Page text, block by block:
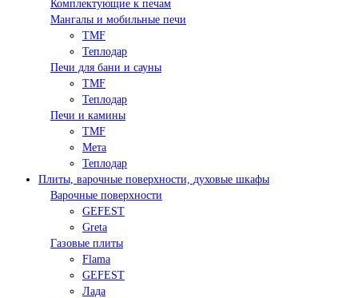
Комплектующие к печам
Мангалы и мобильные печи
TMF
Теплодар
Печи для бани и сауны
TMF
Теплодар
Печи и камины
TMF
Мета
Теплодар
Плиты, варочные поверхности, духовые шкафы
Варочные поверхности
GEFEST
Greta
Газовые плиты
Flama
GEFEST
Лада